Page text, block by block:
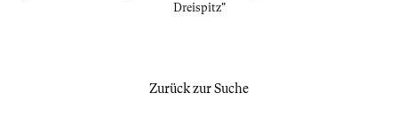
Dreispitz"
Zurück zur Suche